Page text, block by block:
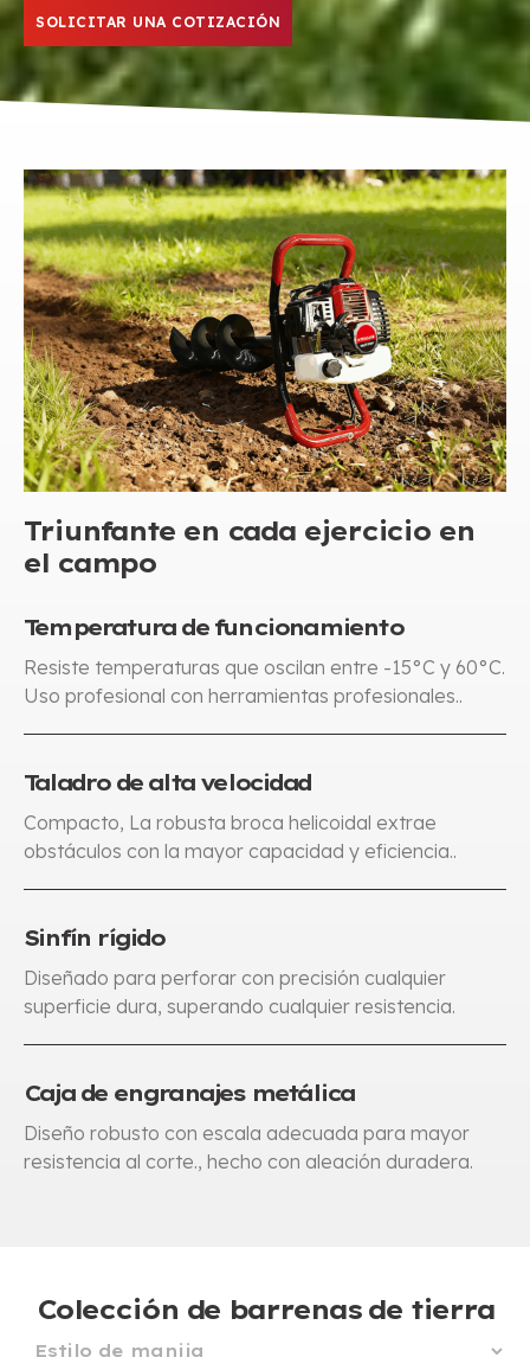
SOLICITAR UNA COTIZACIÓN
Triunfante en cada ejercicio en
el campo
Temperatura de funcionamiento
Resiste temperaturas que oscilan entre -15°C y 60°C.
Uso profesional con herramientas profesionales..
Taladro de alta velocidad
Compacto, La robusta broca helicoidal extrae
obstáculos con la mayor capacidad y eficiencia..
Sinfín rígido
Diseñado para perforar con precisión cualquier
superficie dura, superando cualquier resistencia.
Caja de engranajes metálica
Diseño robusto con escala adecuada para mayor
resistencia al corte., hecho con aleación duradera.
Colección de barrenas de tierra